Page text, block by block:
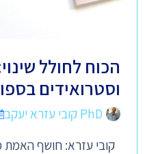
הכוח לחולל
וסטרואידים
PhD קובי עזרא יעקב
קובי עזרא: חושף